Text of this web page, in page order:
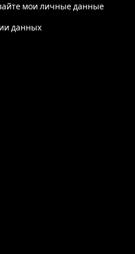
мои личные данные
данных